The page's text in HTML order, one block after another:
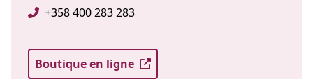
+358 400 283 283
Boutique en ligne